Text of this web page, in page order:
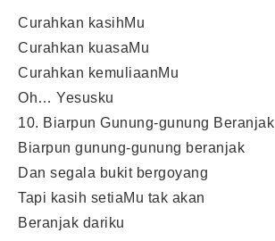
Curahkan kasihMu
Curahkan kuasaMu
Curahkan kemuliaanMu
Oh… Yesusku
10. Biarpun Gunung-gunung Beranjak
Biarpun gunung-gunung beranjak
Dan segala bukit bergoyang
Tapi kasih setiaMu tak akan
Beranjak dariku